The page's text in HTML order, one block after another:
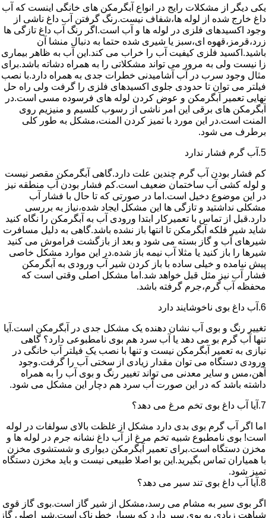
یکی دیگر از مشکلات رایج در انواع آبگرمکن های خانگی اینست که آب
داغ خارج شده از لوله ها،شفاف نیست.رنگ گرفتن آب داغ ناشی از
وجود اکسیدهای فلزی در لوله ها و آب است.اگر رنگ آب داغ تازگی ها
زرد،قرمز،قهوه ای،سبز یا شیری شده حتما به دنبال منشا آن
باشید.اکسید فلزی کیفیت آب را خراب می کند.این آب به ظاهر بیماری
زا نیست ولی به مرور می تواند مشکلاتی را به همراه دشاته باشد.برای
مثال وجود سرب در آب آشامیدنی خطرات جدی به همراه دارد.با نصب
فیلتر می توان تا حدودی جلوی اکسیدهای فلزی را گرفت ولی راه حل
نهایی تعمیر آبگرمکن و عوض کردن لوله های فرسوده مسی است.در
آبگرمکن های برقی این امر ناشی از رسوب کلسیم و منیزیم روی
المنت است.در این مورد با تمیز کردن المنت،مشکل به طور کلی
برطرف می شود.
5.آب گرم فشار ندارد
کم فشار بودن آب گرم چندین علت دارد.گاهی آبگرمکن مقصر نیست
و لوله کشی آب ساختمان ضعیف است.کم فشار بودن آب منطقه نیز
در این موضوع دخیل است.اما در صورتی که تا حال با فشار آب
مشکلی نداشتید و تازگی ها این مشکل ایجاد شده،نیاز به بررسی
دارد.قبل از تماس با تعمیرکار ابتدا ورودی آب به آبگرمکن را نگاه کنید
شاید شیر فلکه آبگرمکن تا انتها باز نشده باشد.گاهی به دلیل مسافرت
شیرهای آب و گاز بسته می شود و بعد از بازگشت فراموش می کنید
شیرها را باز کنید یا مثلا آب نیمه باز شده.در این موارد مشکل خاصی
پیش نیامده و خیلی ساده با باز کردن شیر آب ورودی به آبگرمکن
فشار آب نیز مثل قبل خواهد شد.اما مشکل اصلی وقتی است که
محفظه آب گرم،جرم گرفته باشد.
6.آب داغ بوی ناخوشایند دارد
تغییر رنگ و بوی آب نشان دهنده یک مشکل جدی در آبگرمکن است.آیا
تنها آب گرم بو می دهد یا آب سرد هم بوی نامطبوعی دارد؟ گاهی
نیازی به تعمیر آبگرمکن نیست و تنها با نصب یک فیلتر آب خانگی در
ورودی دستگاه می توان مقدار زیادی از سختی آب را گرفت.وجود
آهن،مس و سایر معدنی می تواند تغییر رنگ و بوی آب را به همراه
داشته باشد که در این صورت آب سرد هم دچار این مشکل می شود.
7.آیا آب داغ بوی تخم مرغ می دهد؟
اما اگر آب گرم بوی بدی دارد مشکل از غلظت بالای سولفات در لوله
است! بوی نامطبوع شبیه تخم مرغ از آب داغ نشانه جرم در لوله ها و
مخزن دستگاه است.برای تعمیر آبگرمکن دیواری و شستشوی مخزن
با همیاران تماس بگیرید.این بو اصلا طبیعی نیست و باید مخزن دستگاه
تمیز شود.
8.آیا آب داغ بوی تند سیر می دهد؟
اگر بوی سیر به مشام می رسد،مشکل از شیر گاز است.بوی گاز قوی
شباهت زیادی به بوی سیر دارد که بسیار خطرناک است.شیر اصلی گاز